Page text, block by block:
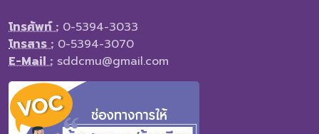
โทรศัพท์ : 0-5394-3033
โทรสาร : 0-5394-3070
E-Mail : sddcmu@gmail.com